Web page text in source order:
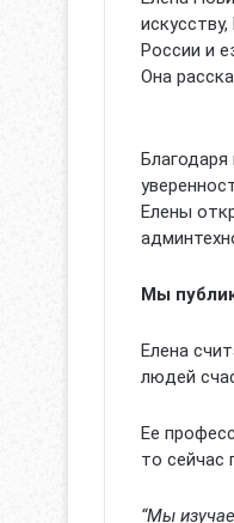
России и
Она
Елены
Мы
Елена
людей
Ее
то сейчас
“Мы